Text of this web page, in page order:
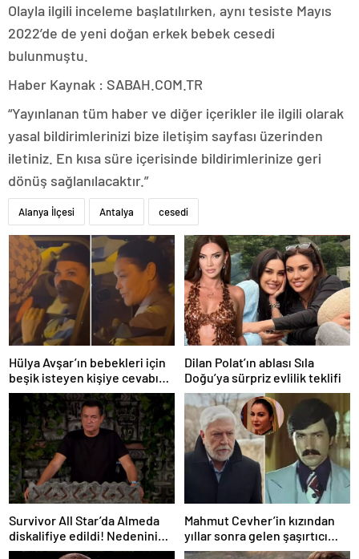
Olayla ilgili inceleme başlatılırken, aynı tesiste Mayıs
2022’de de yeni doğan erkek bebek cesedi
bulunmuştu.
Haber Kaynak : SABAH.COM.TR
“Yayınlanan tüm haber ve diğer içerikler ile ilgili olarak
yasal bildirimlerinizi bize iletişim sayfası üzerinden
iletiniz. En kısa süre içerisinde bildirimlerinize geri
dönüş sağlanılacaktır.”
Alanya İlçesi Antalya cesedi
Hülya Avşar’ın bebekleri için
beşik isteyen kişiye cevabı
tartışma yarattı
Dilan Polat’ın ablası Sıla
Doğu’ya sürpriz evlilik teklifi
Survivor All Star’da Almeda
diskalifiye edildi! Nedenini
Acun Ilıcalı açıkladı
Mahmut Cevher’in kızından
yıllar sonra gelen şaşırtıcı
itiraf